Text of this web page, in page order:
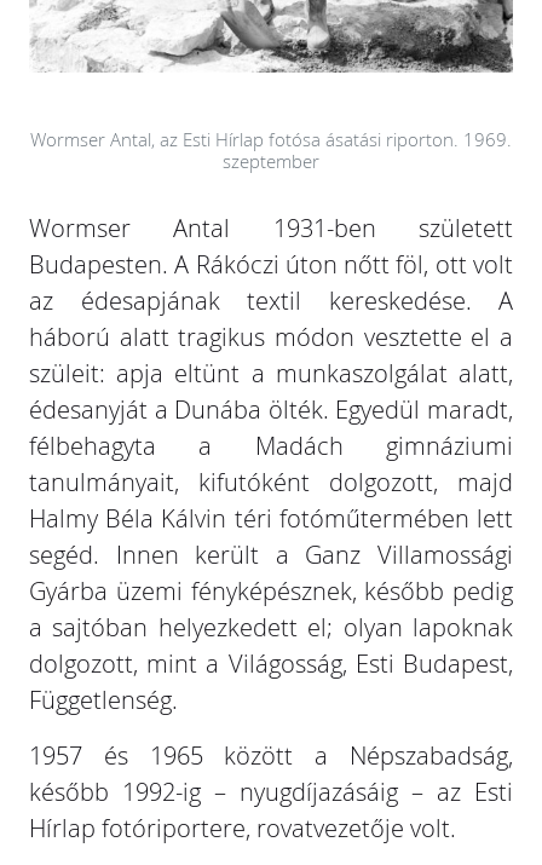
Wormser Antal, az Esti Hírlap fotósa ásatási riporton. 1969.
szeptember
Wormser Antal 1931-ben született
Budapesten. A Rákóczi úton nőtt föl, ott volt
az édesapjának textil kereskedése. A
háború alatt tragikus módon vesztette el a
szüleit: apja eltünt a munkaszolgálat alatt,
édesanyját a Dunába ölték. Egyedül maradt,
félbehagyta a Madách gimnáziumi
tanulmányait, kifutóként dolgozott, majd
Halmy Béla Kálvin téri fotóműtermében lett
segéd. Innen került a Ganz Villamossági
Gyárba üzemi fényképésznek, később pedig
a sajtóban helyezkedett el; olyan lapoknak
dolgozott, mint a Világosság, Esti Budapest,
Függetlenség.
1957 és 1965 között a Népszabadság,
később 1992-ig – nyugdíjazásáig – az Esti
Hírlap fotóriportere, rovatvezetője volt.